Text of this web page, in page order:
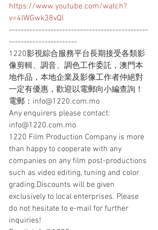
https://www.youtube.com/watch?
v=4lWGwk38vQI
-----------------------------------------------
-----------------------
1220影視綜合服務平台長期接受各類影
像剪輯、調音、調色工作委託，澳門本
地作品，本地企業及影像工作者仲絕對
一定有優惠，歡迎以電郵向小編查詢！
電郵：info@1220.com.mo
Any enquirers please contact:
info@1220.com.mo
1220 Film Production Company is more
than happy to cooperate with any
companies on any film post-productions
such as video editing, tuning and color
grading.Discounts will be given
exclusively to local enterprises. Please
do not hesitate to e-mail for further
inquiries!